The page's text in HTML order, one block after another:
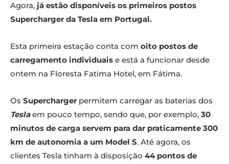
Agora, já estão disponíveis os primeiros postos
Supercharger da Tesla em Portugal.
Esta primeira estação conta com oito postos de
carregamento individuais e está a funcionar desde
ontem na Floresta Fatima Hotel, em Fátima.
Os Supercharger permitem carregar as baterias dos
Teslaem pouco tempo, sendo que, por exemplo, 30
minutos de carga servem para dar praticamente 300
km de autonomia a um Model S. Até agora, os
clientes Tesla tinham à disposição 44 pontos de